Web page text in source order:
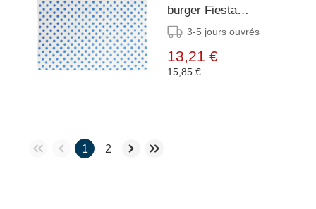
burger Fiesta
Compostable points
200)
3-5 jours ouvrés
13,21 €
15,85 €
1 2